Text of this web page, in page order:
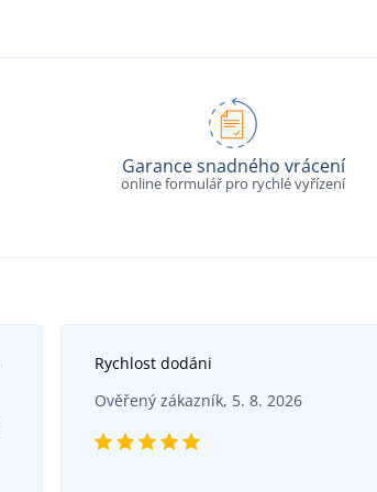
Garance snadného vrácení
online formulář pro rychlé vyřízení
Rychlost dodáni
Ověřený zákazník, 5. 8. 2026